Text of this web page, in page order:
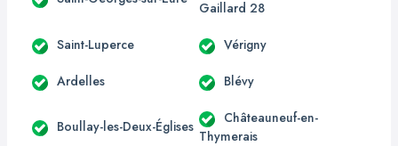
Gaillard 28
Saint-Luperce Vérigny
Ardelles Blévy
Boullay-les-Deux-Églises
Châteauneuf-en-
Thymerais